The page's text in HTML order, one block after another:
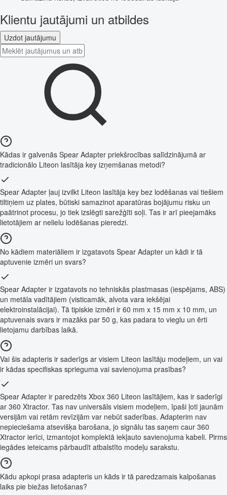
Klientu jautājumi un atbildes
Uzdot jautājumu
Kādas ir galvenās Spear Adapter priekšrocības salīdzinājumā ar
tradicionālo Liteon lasītāja key izņemšanas metodi?
Spear Adapter ļauj izvilkt Liteon lasītāja key bez lodēšanas vai tiešiem
tiltiņiem uz plates, būtiski samazinot aparatūras bojājumu risku un
paātrinot procesu, jo tiek izslēgti sarežģīti soļi. Tas ir arī pieejamāks
lietotājiem ar nelielu lodēšanas pieredzi.
No kādiem materiāliem ir izgatavots Spear Adapter un kādi ir tā
aptuvenie izmēri un svars?
Spear Adapter ir izgatavots no tehniskās plastmasas (iespējams, ABS)
un metāla vadītājiem (visticamāk, alvota vara iekšējai
elektroinstalācijai). Tā tipiskie izmēri ir 60 mm x 15 mm x 10 mm, un
aptuvenais svars ir mazāks par 50 g, kas padara to vieglu un ērti
lietojamu darbības laikā.
Vai šis adapteris ir saderīgs ar visiem Liteon lasītāju modeļiem, un vai
ir kādas specifiskas sprieguma vai savienojuma prasības?
Spear Adapter ir paredzēts Xbox 360 Liteon lasītājiem, kas ir saderīgi
ar 360 Xtractor. Tas nav universāls visiem modeļiem, īpaši ļoti jaunām
versijām vai retām revīzijām var nebūt saderības. Adapterim nav
nepieciešama atsevišķa barošana, jo signālu tas saņem caur 360
Xtractor ierīci, izmantojot komplektā iekļauto savienojuma kabeli. Pirms
iegādes ieteicams pārbaudīt atbalstīto modeļu sarakstu.
Kādu apkopi prasa adapteris un kāds ir tā paredzamais kalpošanas
laiks pie biežas lietošanas?